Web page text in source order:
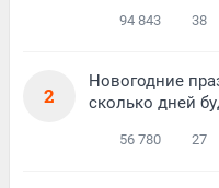
94 843 38
2
Новогодние
сколько дней
56 780 27